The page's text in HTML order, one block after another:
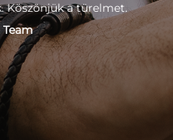
Köszönjük a türelmet.